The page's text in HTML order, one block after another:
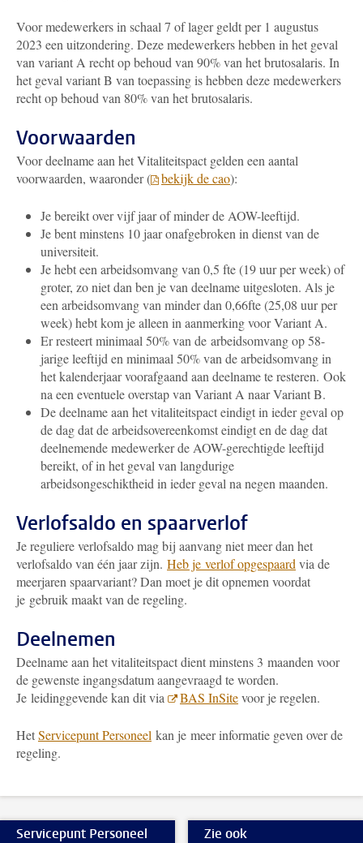
Voor medewerkers in schaal 7 of lager geldt per 1 augustus
2023 een uitzondering. Deze medewerkers hebben in het geval
van variant A recht op behoud van 90% van het brutosalaris. In
het geval variant B van toepassing is hebben deze medewerkers
recht op behoud van 80% van het brutosalaris.
Voorwaarden
Voor deelname aan het Vitaliteitspact gelden een aantal
voorwaarden, waaronder (
bekijk de cao):
Je bereikt over vijf jaar of minder de AOW-leeftijd.
Je bent minstens 10 jaar onafgebroken in dienst van de
universiteit.
Je hebt een arbeidsomvang van 0,5 fte (19 uur per week) of
groter, zo niet dan ben je van deelname uitgesloten. Als je
een arbeidsomvang van minder dan 0,66fte (25,08 uur per
week) hebt kom je alleen in aanmerking voor Variant A.
Er resteert minimaal 50% van de arbeidsomvang op 58-
jarige leeftijd en minimaal 50% van de arbeidsomvang in
het kalenderjaar voorafgaand aan deelname te resteren. Ook
na een eventuele overstap van Variant A naar Variant B.
De deelname aan het vitaliteitspact eindigt in ieder geval op
de dag dat de arbeidsovereenkomst eindigt en de dag dat
deelnemende medewerker de AOW-gerechtigde leeftijd
bereikt, of in het geval van langdurige
arbeidsongeschiktheid in ieder geval na negen maanden.
Verlofsaldo en spaarverlof
Je reguliere verlofsaldo mag bij aanvang niet meer dan het
verlofsaldo van één jaar zijn. Heb je verlof opgespaard via de
meerjaren spaarvariant? Dan moet je dit opnemen voordat
je gebruik maakt van de regeling.
Deelnemen
Deelname aan het vitaliteitspactdient minstens 3 maanden voor
de gewenste ingangsdatum aangevraagd te worden.
Je leidinggevende kan dit via
BAS InSitevoor je regelen.
HetServicepunt Personeel kan je meer informatie geven over de
regeling.
Servicepunt Personeel Zie ook